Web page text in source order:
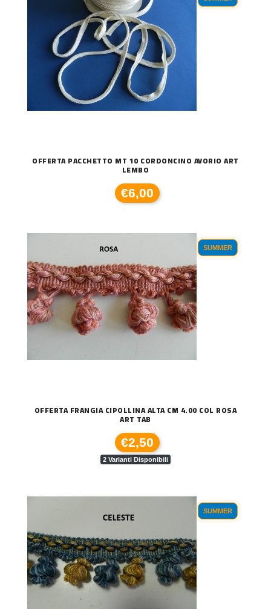
OFFERTA PACCHETTO MT 10 CORDONCINO AVORIO ART
LEMBO
€6,00
SUMMER
OFFERTA FRANGIA CIPOLLINA ALTA CM 4.00 COL ROSA
ART TAB
€2,50
2 Varianti Disponibili
SUMMER